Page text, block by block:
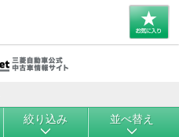
絞り込み 並べ替え